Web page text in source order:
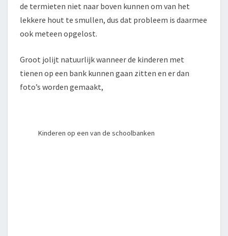
de termieten niet naar boven kunnen om van het
lekkere hout te smullen, dus dat probleem is daarmee
ook meteen opgelost.
Groot jolijt natuurlijk wanneer de kinderen met
tienen op een bank kunnen gaan zitten en er dan
foto’s worden gemaakt,
Kinderen op een van de schoolbanken